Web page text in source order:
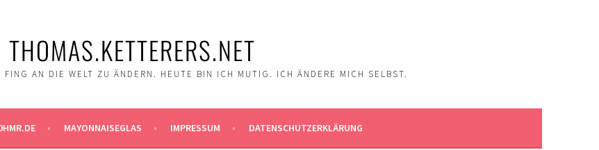
THOMAS.KETTERERS.NET
AN DIE WELT ZU ÄNDERN. HEUTE BIN ICH MUTIG. ICH ÄNDERE MICH SELBST.
MAYONNAISEGLAS IMPRESSUM DATENSCHUTZERKLÄRUNG